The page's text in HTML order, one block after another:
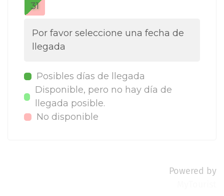
31
Por favor seleccione una fecha de
llegada
Posibles días de llegada
Disponible, pero no hay día de
llegada posible.
No disponible
Powered by